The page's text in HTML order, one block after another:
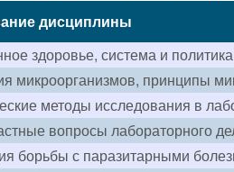
дисциплины
здоровье, система и
микроорганизмов, принципы
методы исследования в
вопросы лабораторного
борьбы с паразитарными